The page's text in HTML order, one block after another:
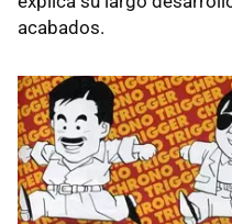
acabados.